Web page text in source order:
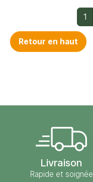
1
Retour en haut
Livraison
Rapide et soignée